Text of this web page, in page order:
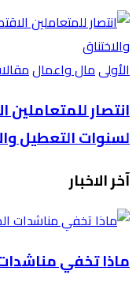
الأولىمال واعمال
انتصار
لسنوات التعطيل
آخر الاخبار
ماذا تخفي